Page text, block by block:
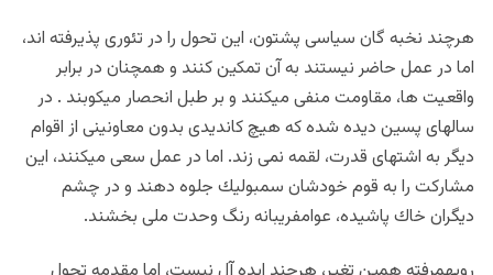
هرچند نخبه گان سياسى پشتون، اين تحول را در تئورى پذيرفته اند،
اما در عمل حاضر نيستند به آن تمكين كنند و همچنان در برابر
واقعيت ها، مقاومت منفى ميكنند و بر طبل انحصار ميكوبند . در
سالهاى پسين ديده شده كه هيچ كانديدى بدون معاونينى از اقوام
ديگر به اشتهاى قدرت، لقمه نمى زند. اما در عمل سعى ميكنند، اين
مشاركت را به قوم خودشان سمبوليك جلوه دهند و در چشم
ديگران خاك پاشيده، عوامفريبانه رنگ وحدت ملى بخشند.